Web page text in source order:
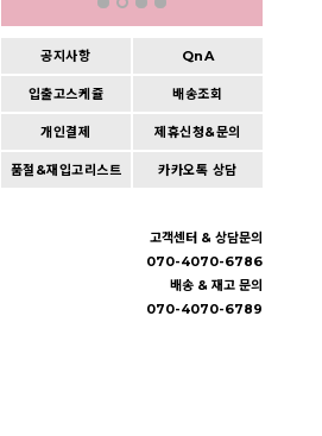
공지사항 QnA
입출고스케쥴 배송조회
개인결제 제휴신청&문의
품절&재입고리스트 카카오톡 상담
고객센터 & 상담문의
070-4070-6786
배송 & 재고 문의
070-4070-6789